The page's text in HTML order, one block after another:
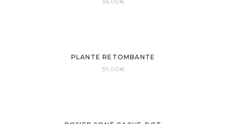
PLANTE RETOMBANTE
39,00€